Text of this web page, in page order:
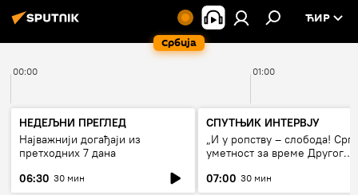
Србија
ЋИР
00:00 01:00
НЕДЕЉНИ ПРЕГЛЕД
Најважнији догађаји из
претходних 7 дана
06:30 30 мин
СПУТЊИК ИНТЕРВЈУ
„И у ропству – слобода!
уметност за време Другог
07:00 30 мин